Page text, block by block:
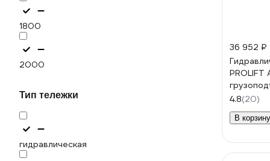
1800
2000
Тип тележки
гидравлическая
36 952 ₽
PROLIFT
колеса
L2000
4.8(20)
В корзину